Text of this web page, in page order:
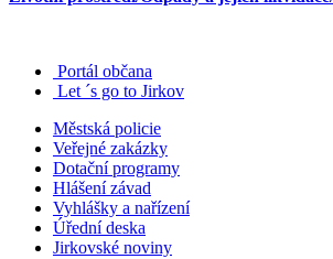
Portál občana
Let ´s go to Jirkov
Městská policie
Veřejné zakázky
Dotační programy
Hlášení závad
Vyhlášky a nařízení
Úřední deska
Jirkovské noviny